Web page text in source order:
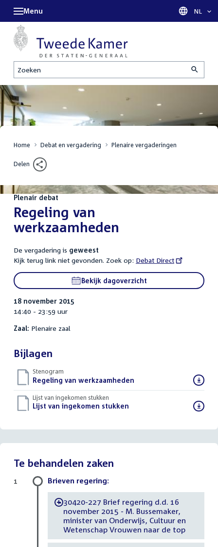
Zoeken
Menu Taal
NL
Home Debat en vergadering Plenaire vergaderingen
Delen
Plenair debat
:Regeling van
werkzaamheden
De vergadering is geweest
Kijk terug link niet gevonden. Zoek op: External
link:
Debat Direct
Bekijk dagoverzicht
18 november 2015
14:40 - 23:59 uur
Zaal: Plenaire zaal
Bijlagen
Stenogram
Download
bestand:
Regeling van werkzaamheden
Lijst van ingekomen stukken
Download
Lijst van ingekomen stukken
Te behandelen zaken
Brieven regering:
-30420-227 Brief regering d.d. 16
november 2015 - M. Bussemaker,
minister van Onderwijs, Cultuur en
Wetenschap Vrouwen naar de top
1